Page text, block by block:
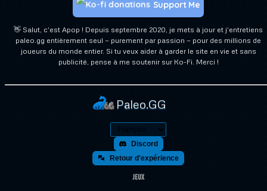
👋 Salut, c'est Apop ! Depuis septembre 2020, je mets à jour et j'entretiens
paleo.gg entièrement seul — purement par passion — pour des millions de
joueurs du monde entier. Si tu veux aider à garder le site en vie et sans
publicité, pense à me soutenir sur Ko-Fi. Merci !
Support Me
Paleo.GG
Discord
Retour d'expérience
Jeux